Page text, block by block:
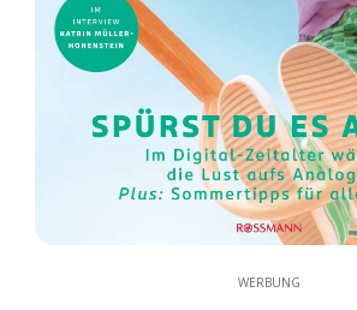
WERBUNG